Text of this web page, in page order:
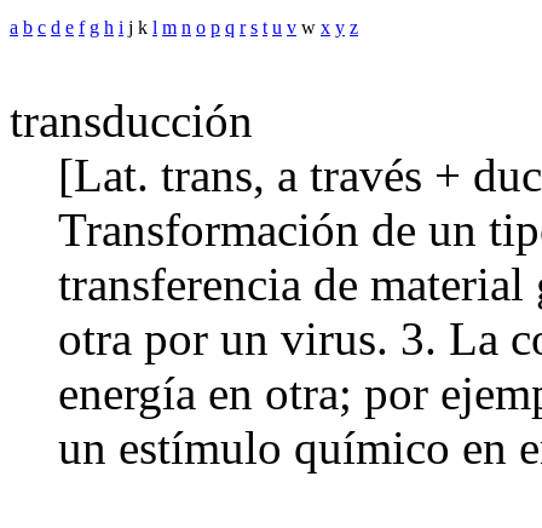
a b c d e f g h i j k l m n o p q r s t u v w x y z
transducción
[Lat. trans, a través +
Transformación de un
transferencia de
otra por un virus. 3. La
energía en otra; por
un estímulo químico en